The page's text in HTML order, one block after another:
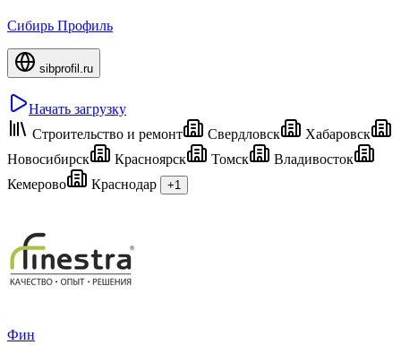
Сибирь Профиль
sibprofil.ru
Начать загрузку
Строительство и ремонт
Свердловск
Хабаровск
Новосибирск
Красноярск Томск
Владивосток
Кемерово
Краснодар +1
Фин